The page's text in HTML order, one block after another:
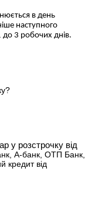
в день
наступного
до 3 робочих днів.
у розстрочку від
А-банк, ОТП Банк,
кредит від